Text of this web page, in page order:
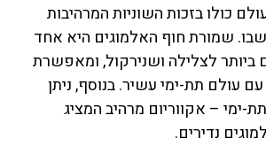
כולו בזכות השוניות המרהיבות
שבו. שמורת חוף האלמוגים היא אחד
ביותר לצלילה ושנירקול, ומאפשרת
עולם תת-ימי עשיר. בנוסף, ניתן
ימי – אקווריום מרהיב המציג
נדירים.